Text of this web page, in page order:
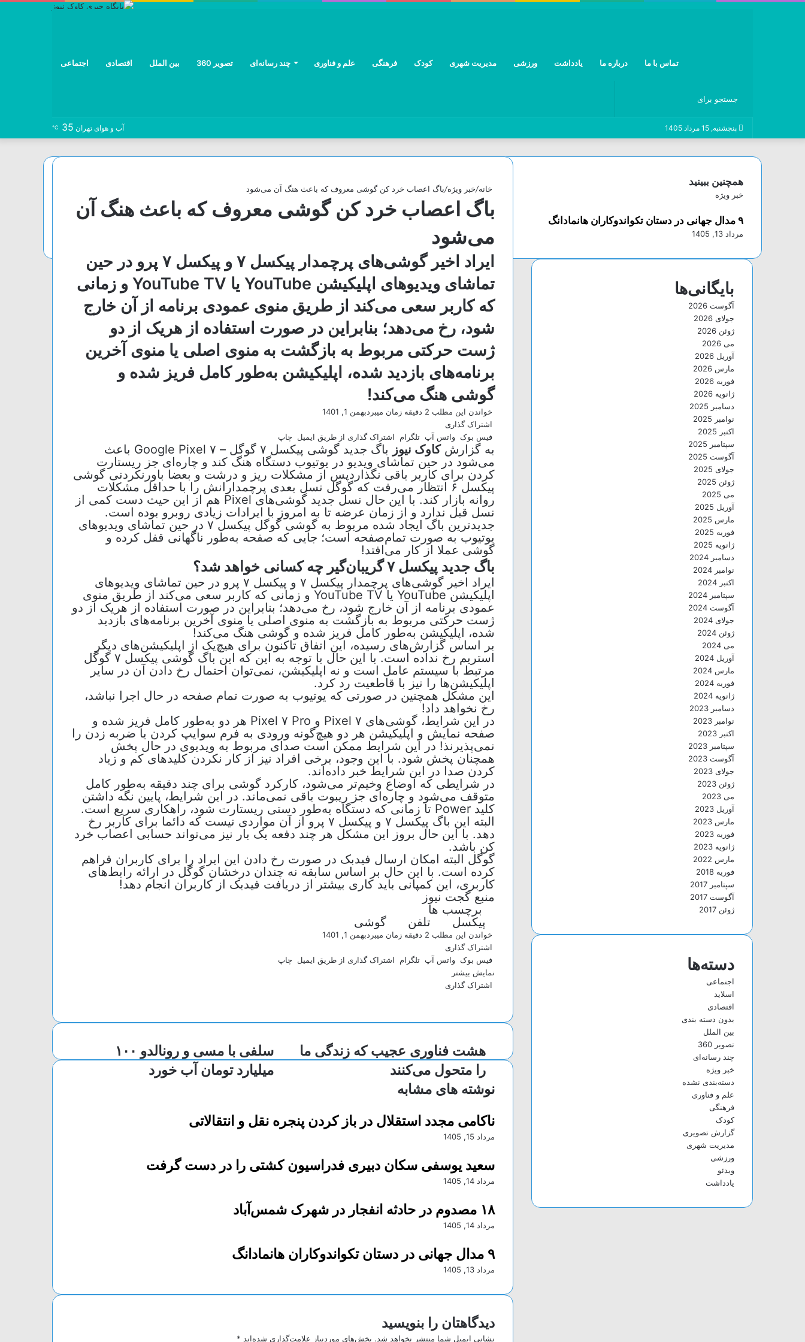
اجتماعی اقتصادی بین الملل تصویر 360 چند رسانه‌ای علم و فناوری فرهنگی کودک مدیریت شهری ورزشی یادداشت درباره ما تماس با ما
جستجو
برای
پنجشنبه, 15 مرداد 1405
فیسآب و هوای تهران 35
℃
خانه/خبر ویژه/باگ اعصاب خرد کن گوشی معروف که باعث هنگ آن می‌شود
باگ اعصاب خرد کن گوشی معروف که باعث هنگ آن
می‌شود
ایراد اخیر گوشی‌های پرچمدار پیکسل ۷ و پیکسل ۷ پرو در حین
تماشای ویدیو‌های اپلیکیشن YouTube یا YouTube TV و زمانی
که کاربر سعی می‌کند از طریق منوی عمودی برنامه از آن خارج
شود، رخ می‌دهد؛ بنابراین در صورت استفاده از هریک از دو
ژست حرکتی مربوط به بازگشت به منوی اصلی یا منوی آخرین
برنامه‌های بازدید شده، اپلیکیشن به‌طور کامل فریز شده و
گوشی هنگ می‌کند!
بهمن 1, 1401
خواندن این مطلب 2 دقیقه زمان میبرد
اشتراک گذاری
فیس بوک واتس آپ تلگرام اشتراک گذاری از طریق ایمیل چاپ
به گزارشکاوک نیوز
باگ جدید گوشی پیکسل ۷ گوگل – Google Pixel ۷ باعث
می‌شود در حین تماشای ویدیو در یوتیوب دستگاه هنگ کند و چاره‌ای جز ریستارت
کردن برای کاربر باقی نگذاردپس از مشکلات ریز و درشت و بعضا باورنکردنی گوشی
پیکسل ۶ انتظار می‌رفت که گوگل نسل بعدی پرچمدارانش را با حداقل مشکلات
روانه بازار کند. با این حال نسل جدید گوشی‌های Pixel هم از این حیث دست کمی از
نسل قبل ندارد و از زمان عرضه تا به امروز با ایرادات زیادی روبرو بوده است.
جدیدترین باگ ایجاد شده مربوط به گوشی گوگل پیکسل ۷ در حین تماشای ویدیو‌های
یوتیوب به صورت تمام‌صفحه است؛ جایی که صفحه به‌طور ناگهانی قفل کرده و
گوشی عملا از کار می‌افتد!
باگ جدید پیکسل ۷ گریبان‌گیر چه کسانی خواهد شد؟
ایراد اخیر گوشی‌های پرچمدار پیکسل ۷ و پیکسل ۷ پرو در حین تماشای ویدیو‌های
اپلیکیشن YouTube یا YouTube TV و زمانی که کاربر سعی می‌کند از طریق منوی
عمودی برنامه از آن خارج شود، رخ می‌دهد؛ بنابراین در صورت استفاده از هریک از دو
ژست حرکتی مربوط به بازگشت به منوی اصلی یا منوی آخرین برنامه‌های بازدید
شده، اپلیکیشن به‌طور کامل فریز شده و گوشی هنگ می‌کند!
بر اساس گزارش‌های رسیده، این اتفاق تاکنون برای هیچ‌یک از اپلیکیشن‌های دیگر
استریم رخ نداده است. با این حال با توجه به این که این باگ گوشی پیکسل ۷ گوگل
مرتبط با سیستم عامل است و نه اپلیکیشن، نمی‌توان احتمال رخ دادن آن در سایر
اپلیکیشن‌ها را نیز با قاطعیت رد کرد.
این مشکل همچنین در صورتی که یوتیوب به صورت تمام صفحه در حال اجرا نباشد،
رخ نخواهد داد!
در این شرایط، گوشی‌های Pixel ۷ و Pixel ۷ Pro هر دو به‌طور کامل فریز شده و
صفحه نمایش و اپلیکیشن هر دو هیچ‌گونه ورودی به فرم سوایپ کردن یا ضربه زدن را
نمی‌پذیرنذ! در این شرایط ممکن است صدای مربوط به ویدیوی در حال پخش
همچنان پخش شود. با این وجود، برخی افراد نیز از کار نکردن کلید‌های کم و زیاد
کردن صدا در این شرایط خبر داده‌اند.
در شرایطی که اوضاع وخیم‌تر می‌شود، کارکرد گوشی برای چند دقیقه به‌طور کامل
متوقف می‌شود و چاره‌ای جز ریبوت باقی نمی‌ماند. در این شرایط، پایین نگه داشتن
کلید Power تا زمانی که دستگاه به‌طور دستی ریستارت شود، راهکاری سریع است.
البته این باگ پیکسل ۷ و پیکسل ۷ پرو از آن مواردی نیست که دائما برای کاربر رخ
دهد. با این حال بروز این مشکل هر چند دفعه یک بار نیز می‌تواند حسابی اعصاب خرد
کن باشد.
گوگل البته امکان ارسال فیدبک در صورت رخ دادن این ایراد را برای کاربران فراهم
کرده است. با این حال بر اساس سابقه نه چندان درخشان گوگل در ارائه رابط‌های
کاربری، این کمپانی باید کاری بیشتر از دریافت فیدبک از کاربران انجام دهد!
منبع گجت نیوز
برچسب ها
پیکسل
تلفن گوشی‌
بهمن 1, 1401
خواندن این مطلب 2 دقیقه زمان میبرد
اشتراک گذاری
فیس بوک واتس آپ تلگرام اشتراک گذاری از طریق ایمیل
چاپ
نمایش بیشتر
اشتراک گذاری
ت
پ
گ
م
ت
ک
گ
ا
ی
ا
ی
ا
ی
ل
پ
سلفی با مسی و رونالدو ۱۰۰
میلیارد تومان آب خورد
هشت فناوری عجیب که زندگی ما
را متحول می‌کنند
نوشته های مشابه
ناکامی مجدد استقلال در باز کردن پنجره نقل و انتقالاتی
مرداد 15, 1405
سعید یوسفی سکان دبیری فدراسیون کشتی را در دست گرفت
مرداد 14, 1405
۱۸ مصدوم در حادثه انفجار در شهرک شمس‌آباد
مرداد 14, 1405
۹ مدال جهانی در دستان تکواندوکاران هانمادانگ
مرداد 13, 1405
دیدگاهتان را بنویسید
نشانی ایمیل شما منتشر نخواهد شد. بخش‌های موردنیاز علامت‌گذاری شده‌اند *
همچنین ببینید
ب
ت
ن
خبر ویژه
۹ مدال جهانی در دستان تکواندوکاران هانمادانگ
مرداد 13, 1405
بایگانی‌ها
آگوست 2026
جولای 2026
ژوئن 2026
می 2026
آوریل 2026
مارس 2026
فوریه 2026
ژانویه 2026
دسامبر 2025
نوامبر 2025
اکتبر 2025
سپتامبر 2025
آگوست 2025
جولای 2025
ژوئن 2025
می 2025
آوریل 2025
مارس 2025
فوریه 2025
ژانویه 2025
دسامبر 2024
نوامبر 2024
اکتبر 2024
سپتامبر 2024
آگوست 2024
جولای 2024
ژوئن 2024
می 2024
آوریل 2024
مارس 2024
فوریه 2024
ژانویه 2024
دسامبر 2023
نوامبر 2023
اکتبر 2023
سپتامبر 2023
آگوست 2023
جولای 2023
ژوئن 2023
می 2023
آوریل 2023
مارس 2023
فوریه 2023
ژانویه 2023
مارس 2022
فوریه 2018
سپتامبر 2017
آگوست 2017
ژوئن 2017
دسته‌ها
اجتماعی
اسلاید
اقتصادی
بدون دسته بندی
بین الملل
تصویر 360
چند رسانه‌ای
خبر ویژه
دسته‌بندی نشده
علم و فناوری
فرهنگی
کودک
گزارش تصویری
مدیریت شهری
ورزشی
ویدئو
یادداشت